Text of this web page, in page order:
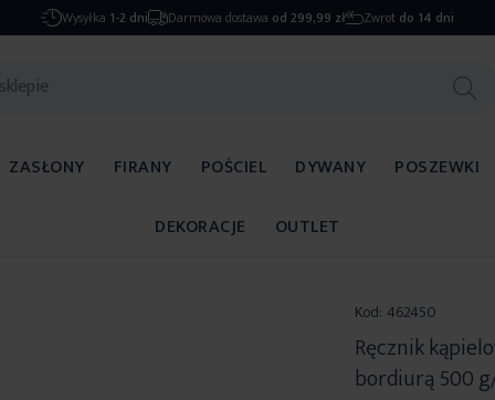
Wysyłka 1-2 dni Darmowa dostawa od 299,99 zł Zwrot do 14 dni
ZASŁONY FIRANY POŚCIEL DYWANY
POSZEWKI
DEKORACJE
OUTLET
Kod: 462450
Ręcznik
bordiurą 500